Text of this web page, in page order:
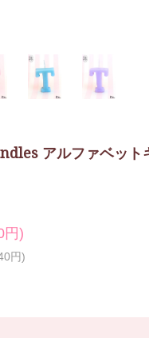
アルファベット
円)
円)